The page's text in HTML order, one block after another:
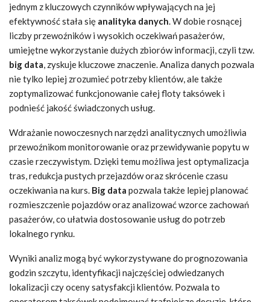
jednym z kluczowych czynników wpływających na jej
efektywność stała się analityka danych. W dobie rosnącej
liczby przewoźników i wysokich oczekiwań pasażerów,
umiejętne wykorzystanie dużych zbiorów informacji, czyli tzw.
big data, zyskuje kluczowe znaczenie. Analiza danych pozwala
nie tylko lepiej zrozumieć potrzeby klientów, ale także
zoptymalizować funkcjonowanie całej floty taksówek i
podnieść jakość świadczonych usług.
Wdrażanie nowoczesnych narzędzi analitycznych umożliwia
przewoźnikom monitorowanie oraz przewidywanie popytu w
czasie rzeczywistym. Dzięki temu możliwa jest optymalizacja
tras, redukcja pustych przejazdów oraz skrócenie czasu
oczekiwania na kurs. Big data pozwala także lepiej planować
rozmieszczenie pojazdów oraz analizować wzorce zachowań
pasażerów, co ułatwia dostosowanie usług do potrzeb
lokalnego rynku.
Wyniki analiz mogą być wykorzystywane do prognozowania
godzin szczytu, identyfikacji najczęściej odwiedzanych
lokalizacji czy oceny satysfakcji klientów. Pozwala to